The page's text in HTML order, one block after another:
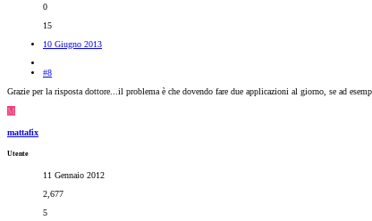
0
15
10 Giugno 2013
#8
Grazie per la risposta dottore...il problema è che dovendo fare due applicazioni al giorno, se ad
M
mattafix
Utente
11 Gennaio 2012
2,677
5